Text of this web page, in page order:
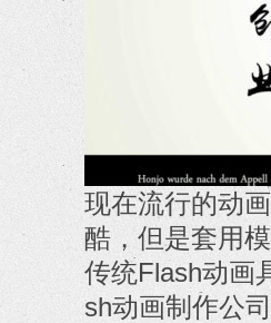
现在流行的动
酷，但是套用
传统Flash动画
sh动画制作公